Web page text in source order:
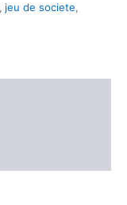
, jeu de societe,